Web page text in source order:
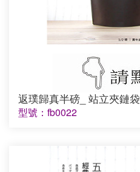
返璞歸真半磅_ 站立夾鏈袋
型號：fb0022